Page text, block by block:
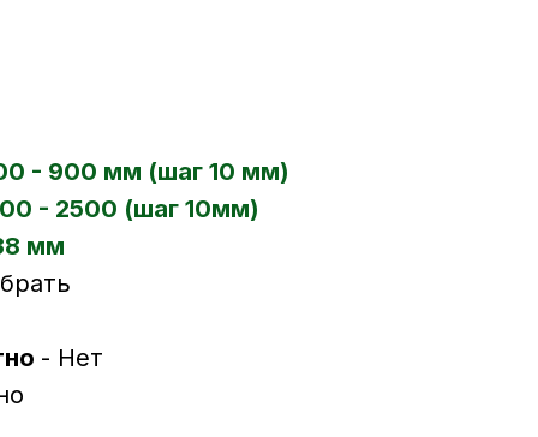
- 900 мм (шаг 10 мм)
- 2500 (шаг 10мм)
мм
- Нет